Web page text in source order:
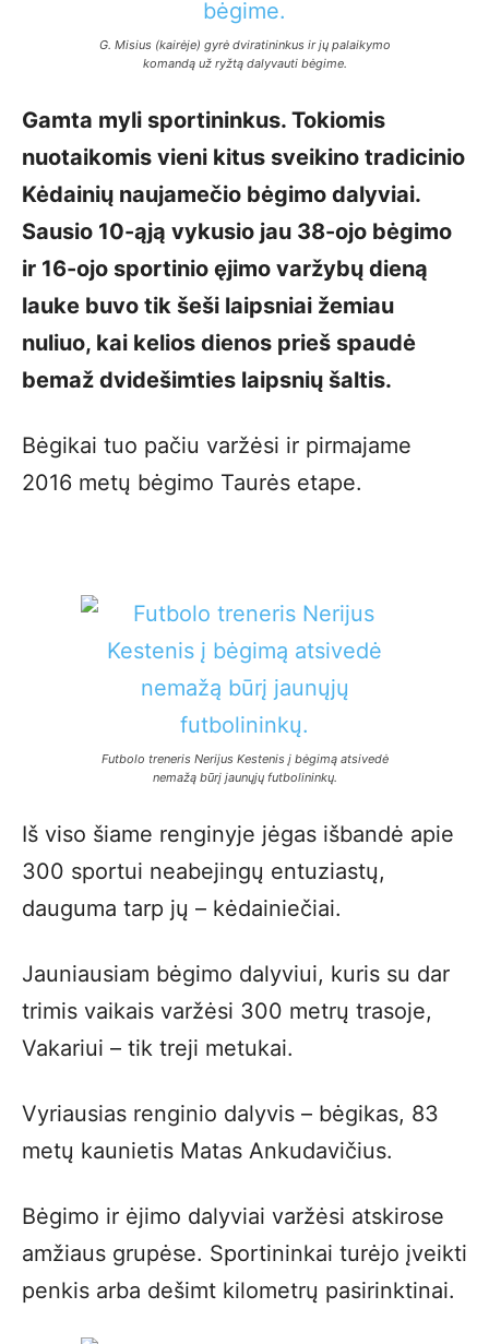
G. Misius (kairėje) gyrė dviratininkus ir jų palaikymo
komandą už ryžtą dalyvauti bėgime.
Gamta myli sportininkus. Tokiomis
nuotaikomis vieni kitus sveikino tradicinio
Kėdainių naujamečio bėgimo dalyviai.
Sausio 10-ąją vykusio jau 38-ojo bėgimo
ir 16-ojo sportinio ęjimo varžybų dieną
lauke buvo tik šeši laipsniai žemiau
nuliuo, kai kelios dienos prieš spaudė
bemaž dvidešimties laipsnių šaltis.
Bėgikai tuo pačiu varžėsi ir pirmajame
2016 metų bėgimo Taurės etape.
Futbolo treneris Nerijus Kestenis į bėgimą atsivedė
nemažą būrį jaunųjų futbolininkų.
Iš viso šiame renginyje jėgas išbandė apie
300 sportui neabejingų entuziastų,
dauguma tarp jų – kėdainiečiai.
Jauniausiam bėgimo dalyviui, kuris su dar
trimis vaikais varžėsi 300 metrų trasoje,
Vakariui – tik treji metukai.
Vyriausias renginio dalyvis – bėgikas, 83
metų kaunietis Matas Ankudavičius.
Bėgimo ir ėjimo dalyviai varžėsi atskirose
amžiaus grupėse. Sportininkai turėjo įveikti
penkis arba dešimt kilometrų pasirinktinai.